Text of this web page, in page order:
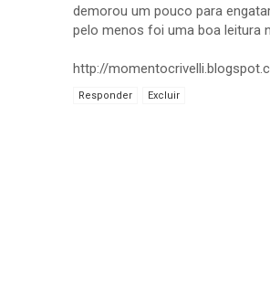
demorou um pouco para
pelo menos foi uma boa leitura
http://
Responder Excluir